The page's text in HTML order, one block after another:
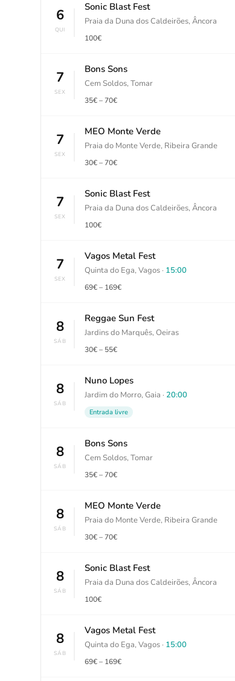
6
QUI
Sonic Blast Fest
Praia da Duna dos Caldeirões, Âncora
100€
7
SEX
Bons Sons
Cem Soldos, Tomar
35€ – 70€
7
SEX
MEO Monte Verde
Praia do Monte Verde, Ribeira Grande
30€ – 70€
7
SEX
Sonic Blast Fest
Praia da Duna dos Caldeirões, Âncora
100€
7
SEX
Vagos Metal Fest
Quinta do Ega, Vagos · 15:00
69€ – 169€
8
SÁB
Reggae Sun Fest
Jardins do Marquês, Oeiras
30€ – 55€
8
SÁB
Nuno Lopes
Jardim do Morro, Gaia · 20:00
Entrada livre
8
SÁB
Bons Sons
Cem Soldos, Tomar
35€ – 70€
8
SÁB
MEO Monte Verde
Praia do Monte Verde, Ribeira Grande
30€ – 70€
8
SÁB
Sonic Blast Fest
Praia da Duna dos Caldeirões, Âncora
100€
8
SÁB
Vagos Metal Fest
Quinta do Ega, Vagos · 15:00
69€ – 169€